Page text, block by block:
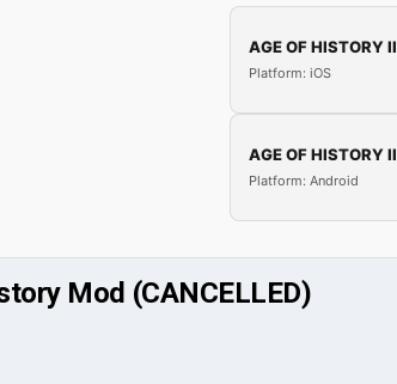
AGE OF HISTORY II
Platform: iOS
AGE OF HISTORY II
Platform: Android
Mod (CANCELLED)